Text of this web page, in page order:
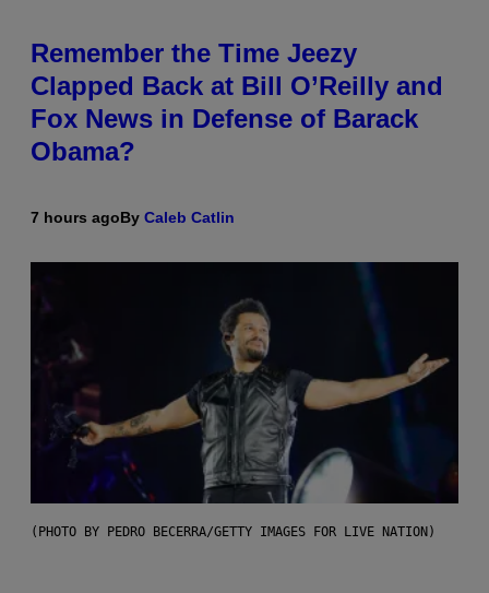
Remember the Time Jeezy
Clapped Back at Bill O’Reilly and
Fox News in Defense of Barack
Obama?
7 hours agoBy Caleb Catlin
(PHOTO BY PEDRO BECERRA/GETTY IMAGES FOR LIVE NATION)